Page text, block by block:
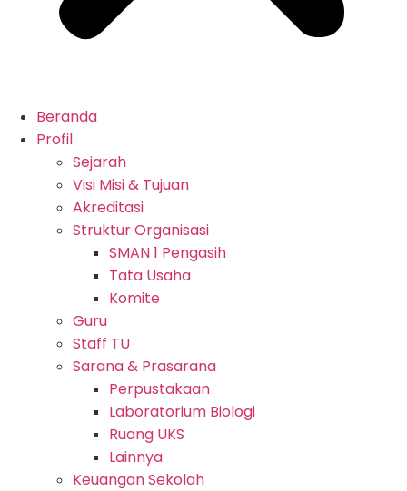
Beranda
Profil
Sejarah
Visi Misi & Tujuan
Akreditasi
Struktur Organisasi
SMAN 1 Pengasih
Tata Usaha
Komite
Guru
Staff TU
Sarana & Prasarana
Perpustakaan
Laboratorium Biologi
Ruang UKS
Lainnya
Keuangan Sekolah